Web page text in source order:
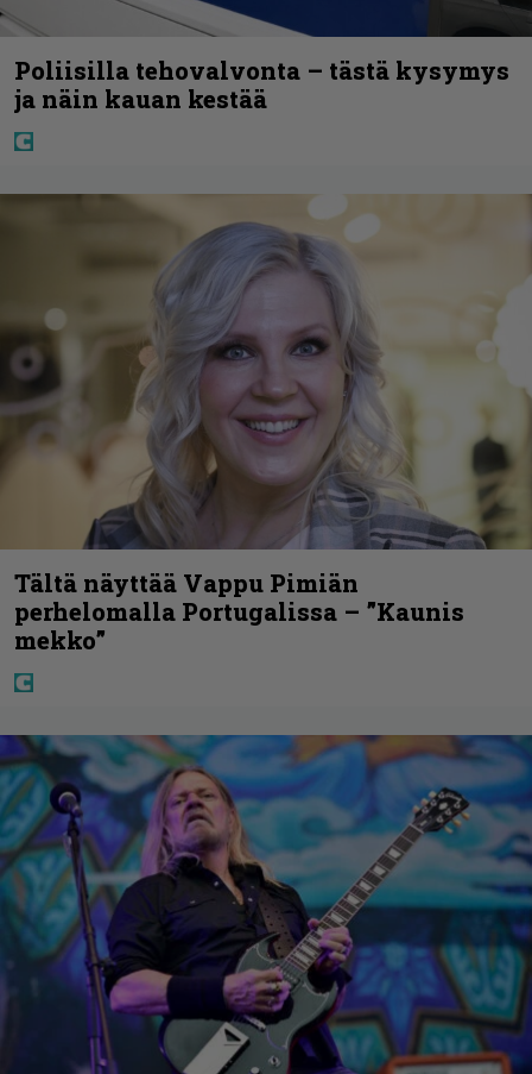
Poliisilla tehovalvonta – tästä kysymys
ja näin kauan kestää
Tältä näyttää Vappu Pimiän
perhelomalla Portugalissa – ”Kaunis
mekko”